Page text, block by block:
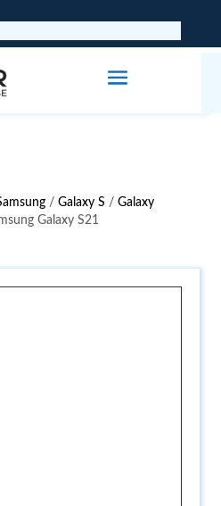
/Galaxy S /Galaxy
Galaxy S21